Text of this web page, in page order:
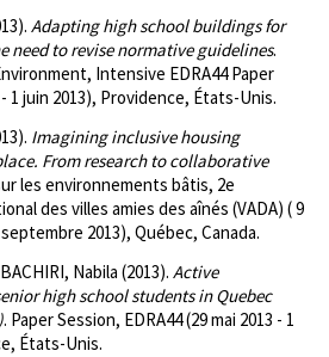
Adapting high school buildings for
need to revise normative guidelines.
Intensive EDRA44 Paper
1 juin 2013), Providence, États-Unis.
Imagining inclusive housing
From research to collaborative
les environnements bâtis, 2e
des villes amies des aînés (VADA) ( 9
2013), Québec, Canada.
Nabila (2013). Active
high school students in Quebec
. Paper Session, EDRA44 (29 mai 2013 - 1
États-Unis.